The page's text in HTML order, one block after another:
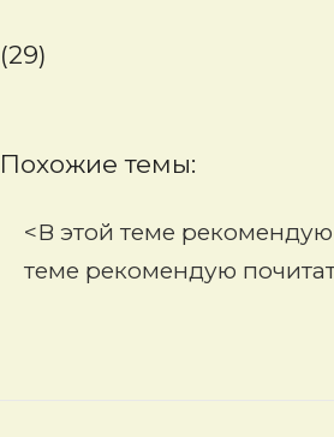
(29)
Похожие темы:
<В этой теме рекомендую
теме рекомендую